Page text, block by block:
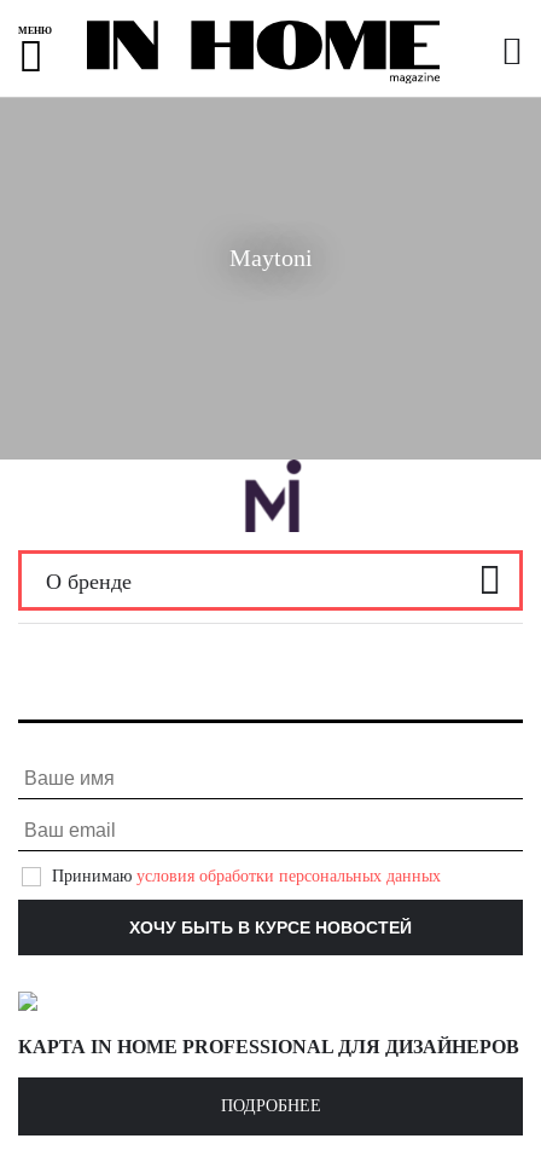
МЕНЮ
Maytoni
О бренде
Принимаю условия обработки персональных данных
КАРТА IN HOME PROFESSIONAL ДЛЯ ДИЗАЙНЕРОВ
ПОДРОБНЕЕ